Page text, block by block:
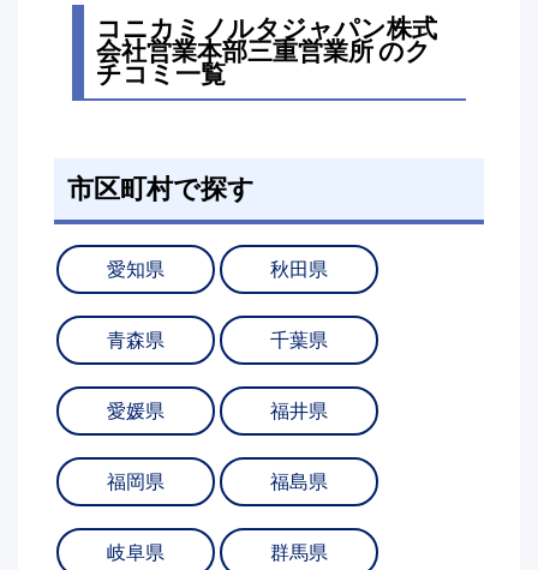
コニカミノルタジャパン株式
会社営業本部三重営業所 のク
チコミ一覧
市区町村で探す
愛知県 秋田県
青森県 千葉県
愛媛県 福井県
福岡県 福島県
岐阜県 群馬県